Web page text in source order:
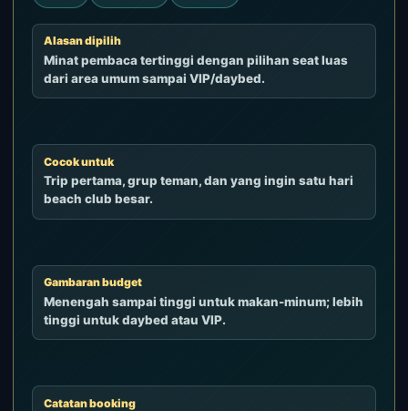
Alasan dipilih
Minat pembaca tertinggi dengan pilihan seat luas
dari area umum sampai VIP/daybed.
Cocok untuk
Trip pertama, grup teman, dan yang ingin satu hari
beach club besar.
Gambaran budget
Menengah sampai tinggi untuk makan-minum; lebih
tinggi untuk daybed atau VIP.
Catatan booking